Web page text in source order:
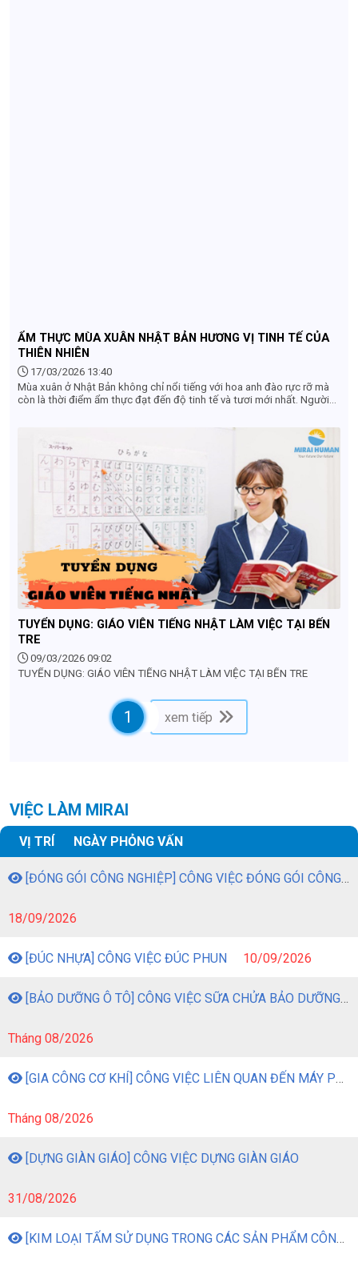
ẨM THỰC MÙA XUÂN NHẬT BẢN HƯƠNG VỊ TINH TẾ CỦA
THIÊN NHIÊN
17/03/2026 13:40
Mùa xuân ở Nhật Bản không chỉ nổi tiếng với hoa anh đào rực rỡ mà
còn là thời điểm ẩm thực đạt đến độ tinh tế và tươi mới nhất. Người
nguyên liệu vào đúng thời điểm ngon nhất trong năm. Vì vậy, ẩm thực
mùa xuân mang đến trải nghiệm nhẹ nhàng, thanh khiết nhưng đầy
chiều sâu.
TUYỂN DỤNG: GIÁO VIÊN TIẾNG NHẬT LÀM VIỆC TẠI BẾN
TRE
09/03/2026 09:02
TUYỂN DỤNG: GIÁO VIÊN TIẾNG NHẬT LÀM VIỆC TẠI BẾN TRE
1 xem tiếp
VIỆC LÀM MIRAI
VỊ TRÍ NGÀY PHỎNG VẤN
[ĐÓNG GÓI CÔNG NGHIỆP] CÔNG VIỆC ĐÓNG GÓI CÔNG NGHIỆP
18/09/2026
[ĐÚC NHỰA] CÔNG VIỆC ĐÚC PHUN 10/09/2026
[BẢO DƯỠNG Ô TÔ] CÔNG VIỆC SỮA CHỬA BẢO DƯỠNG Ô TÔ
Tháng 08/2026
[GIA CÔNG CƠ KHÍ] CÔNG VIỆC LIÊN QUAN ĐẾN MÁY PHAY
Tháng 08/2026
[DỰNG GIÀN GIÁO] CÔNG VIỆC DỰNG GIÀN GIÁO
31/08/2026
[KIM LOẠI TẤM SỬ DỤNG TRONG CÁC SẢN PHẨM CÔNG NGHIỆP] CÔNG VIỆC GIA CÔNG KIM LOẠI TẤM BẰNG MÁY MÓC